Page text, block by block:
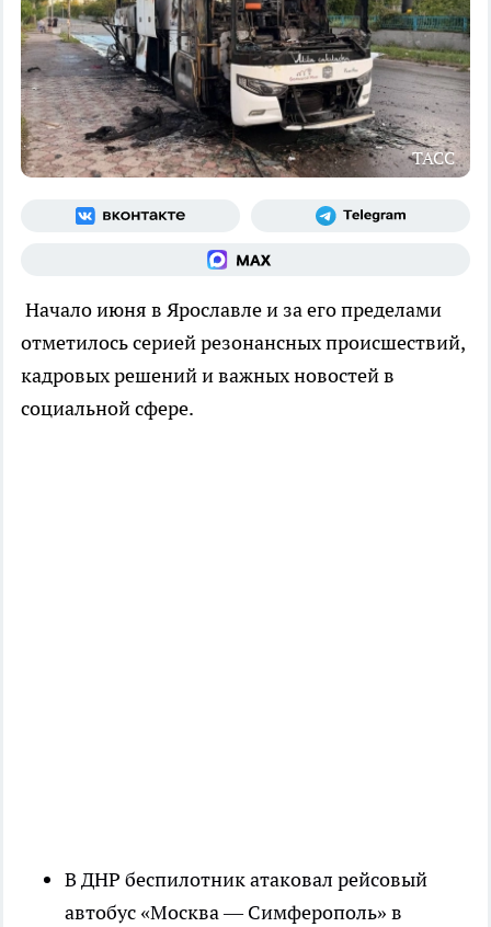
ТАСС
Начало июня в Ярославле и за его пределами
отметилось серией резонансных происшествий,
кадровых решений и важных новостей в
социальной сфере.
В ДНР беспилотник атаковал рейсовый
автобус «Москва — Симферополь» в